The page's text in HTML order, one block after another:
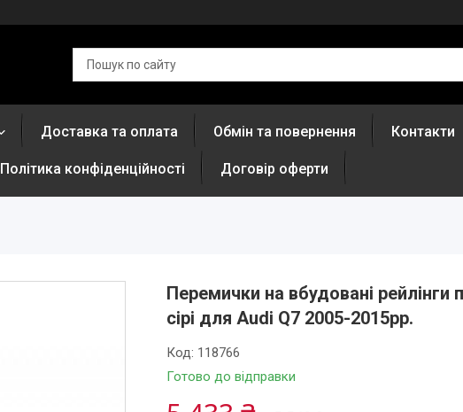
Доставка та оплата Обмін та повернення Контакти
Політика конфіденційності Договір оферти
Перемички на вбудовані
сірі для Audi Q7 2005-2015рр.
Готово до відправки
Код: 118766